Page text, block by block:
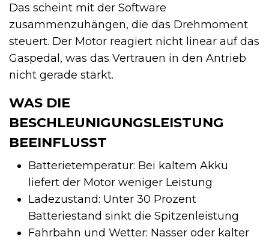
Das scheint mit der Software
zusammenzuhängen, die das Drehmoment
steuert. Der Motor reagiert nicht linear auf das
Gaspedal, was das Vertrauen in den Antrieb
nicht gerade stärkt.
WAS DIE
BESCHLEUNIGUNGSLEISTUNG
BEEINFLUSST
Batterietemperatur: Bei kaltem Akku
liefert der Motor weniger Leistung
Ladezustand: Unter 30 Prozent
Batteriestand sinkt die Spitzenleistung
Fahrbahn und Wetter: Nasser oder kalter